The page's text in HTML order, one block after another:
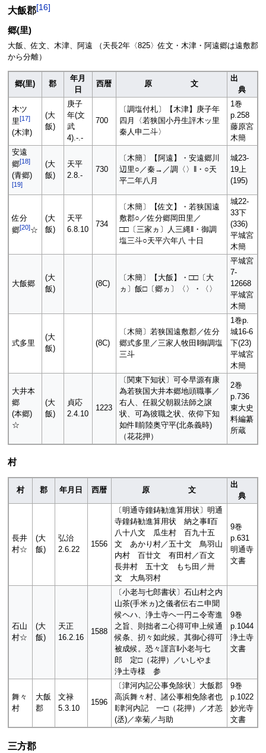
大飯郡[16]
郷(里)
大飯、佐文、木津、阿遠 （天長2年〈825〉佐文・木津・阿遠郷は遠敷郡
から分離）
郷(里) 郡
年月
日
西暦 原 文
出
典
木ツ
里[17]
(木津)
(大
飯)
庚子
年(文
武
4).-.-
700
〔調塩付札〕【木津】庚子年
四月〈若狭国小丹生評木ッ里
秦人申二斗〉
1巻
p.258
藤原宮
木簡
安遠
郷[18]
(青郷)
[19]
(大
飯)
天平
2.8.-
730
〔木簡〕【阿遠】・安遠郷川
辺里○／秦→／調〈〉‖・○天
平二年八月
城23-
19上
(195)
佐分
郷[20]☆
(大
飯)
天平
6.8.10
734
〔木簡〕【佐文】・若狭国遠
敷郡○／佐分郷岡田里／
□□〔三家ヵ〕人三縄‖・御調
塩三斗○天平六年八 十日
城22-
33下
(336)
平城宮
木簡
大飯郷
(大
飯)
(8C)
〔木簡〕【大飯】・□□〔大
ヵ〕飯□〔郷ヵ〕〈〉・〈〉
平城宮
7-
12668
平城宮
木簡
式多里
(大
飯)
(8C)
〔木簡〕若狭国遠敷郡／佐分
郷式多里／三家人牧田‖御調塩
三斗
1巻p.
城16-6
下(23)
平城宮
木簡
大井本
郷
(本郷)
☆
(大
飯)
貞応
2.4.10
1223
〔関東下知状〕可令早源有康
為若狭国大井本郷地頭職事／
右人、任親父朝親法師之譲
状、可為彼職之状、依仰下知
如件‖前陸奥守平(北条義時)
（花花押）
2巻
p.736
東大史
料編纂
所蔵
村
村 郡 年月日 西暦 原 文
出
典
長井
村☆
(大
飯)
弘治
2.6.22
1556
〔明通寺鐘鋳勧進算用状〕明通
寺鐘鋳勧進算用状 納之事‖百
八十八文 瓜生村 百九十五
文 あかり村／五十文 鳥羽山
内村 百廿文 有田村／百文
長井村 五十文 もち田／卅
文 大鳥羽村
9巻
p.631
明通寺
文書
石山
村☆
(大
飯)
天正
16.2.16
1588
〔小老与七郎書状〕石山村之内
山茶(手米ヵ)之儀者伝右ニ申聞
候ヘハ、浄土寺ヘ一円ニ令寄進
之旨、則拙者ニ心得可申上候通
候条、扨々如此候。其御心得可
被成候。恐々謹言‖小老与七
郎 定□（花押）／いしやま
浄土寺様 参
9巻
p.1044
浄土寺
文書
舞々
村
大飯
郡
文禄
5.3.10
1596
〔津河内記公事免除状〕大飯郡
高浜舞々村、諸公事相免除者也
‖津河内記 一□（花押）／才恙
(丞)／幸菊／与助
9巻
p.1022
妙光寺
文書
三方郡